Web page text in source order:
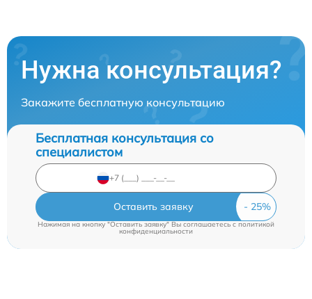
Нужна консультация?
Закажите бесплатную консультацию
Бесплатная консультация со
специалистом
Оставить заявку
Нажимая на кнопку "Оставить заявку" Вы соглашаетесь cполитикой
конфиденциальности